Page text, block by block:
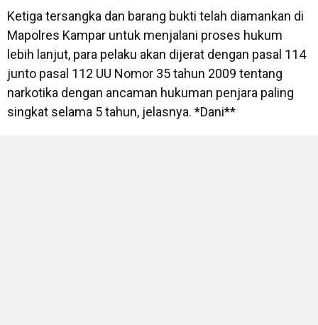
Ketiga tersangka dan barang bukti telah diamankan di
Mapolres Kampar untuk menjalani proses hukum
lebih lanjut, para pelaku akan dijerat dengan pasal 114
junto pasal 112 UU Nomor 35 tahun 2009 tentang
narkotika dengan ancaman hukuman penjara paling
singkat selama 5 tahun, jelasnya. *Dani**